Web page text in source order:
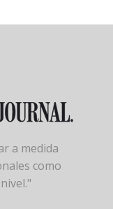
a medida
como